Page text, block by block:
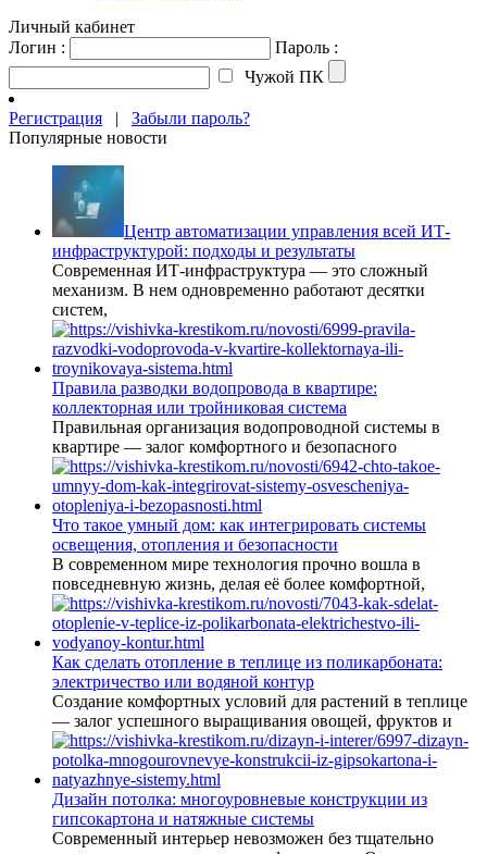
Личный кабинет
Логин :
Пароль :
Чужой ПК
Регистрация | Забыли пароль?
Популярные новости
Центр автоматизации управления всей ИТ-
инфраструктурой: подходы и результаты
Современная ИТ-инфраструктура — это сложный
механизм. В нем одновременно работают десятки
систем,
Правила разводки водопровода в квартире:
коллекторная или тройниковая система
Правильная организация водопроводной системы в
квартире — залог комфортного и безопасного
Что такое умный дом: как интегрировать системы
освещения, отопления и безопасности
В современном мире технология прочно вошла в
повседневную жизнь, делая её более комфортной,
Как сделать отопление в теплице из поликарбоната:
электричество или водяной контур
Создание комфортных условий для растений в теплице
— залог успешного выращивания овощей, фруктов и
Дизайн потолка: многоуровневые конструкции из
гипсокартона и натяжные системы
Современный интерьер невозможен без тщательно